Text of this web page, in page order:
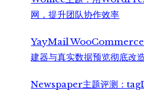
网，提升团队协作效率
YayMail WooCommerce
建器与真实数据预览彻底改
Newspaper主题评测：